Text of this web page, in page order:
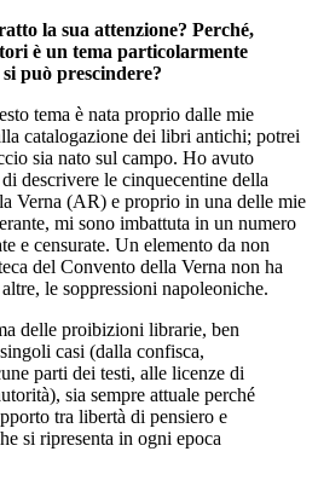
la sua attenzione? Perché,
è un tema particolarmente
può prescindere?
tema è nata proprio dalle mie
catalogazione dei libri antichi; potrei
sia nato sul campo. Ho avuto
descrivere le cinquecentine della
Verna (AR) e proprio in una delle mie
mi sono imbattuta in un numero
e censurate. Un elemento da non
del Convento della Verna non ha
le soppressioni napoleoniche.
delle proibizioni librarie, ben
casi (dalla confisca,
parti dei testi, alle licenze di
sia sempre attuale perché
tra libertà di pensiero e
si ripresenta in ogni epoca